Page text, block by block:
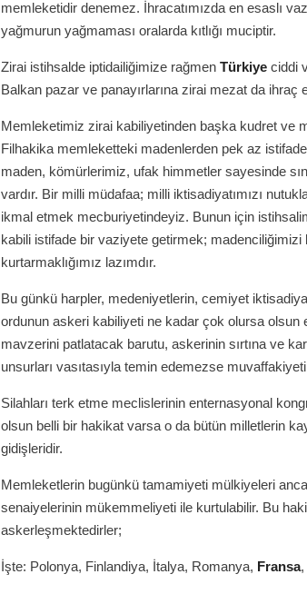
memleketidir denemez. İhracatımızda en esaslı
yağmurun yağmaması oralarda kıtlığı muciptir.
Zirai istihsalde iptidailiğimize rağmen Türkiye ciddi
Balkan pazar ve panayırlarına zirai mezat da
Memleketimiz zirai kabiliyetinden başka kudret ve
Filhakika memleketteki madenlerden pek az
maden, kömürlerimiz, ufak himmetler sayesinde
vardır. Bir milli müdafaa; milli iktisadiyatımızı
ikmal etmek mecburiyetindeyiz. Bunun için
kabili istifade bir vaziyete getirmek;
kurtarmaklığımız lazımdır.
Bu günkü harpler, medeniyetlerin, cemiyet
ordunun askeri kabiliyeti ne kadar çok olursa olsun
mavzerini patlatacak barutu, askerinin sırtına ve
unsurları vasıtasıyla temin edemezse muvaffakiyeti
Silahları terk etme meclislerinin enternasyonal
olsun belli bir hakikat varsa o da bütün milletlerin
gidişleridir.
Memleketlerin bugünkü tamamiyeti mülkiyeleri
senaiyelerinin mükemmeliyeti ile kurtulabilir. Bu
askerleşmektedirler;
İşte: Polonya, Finlandiya, İtalya, Romanya, Fransa,